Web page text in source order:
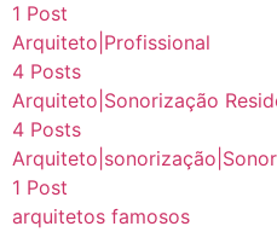
1 Post
Arquiteto|Profissional
4 Posts
Arquiteto|Sonorização
4 Posts
1 Post
arquitetos famosos